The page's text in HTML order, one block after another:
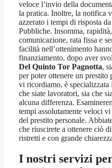
veloce l’invio della
la pratica. Inoltre, la notifica
azzerato i tempi di risposta
Pubbliche. Insomma,
comunicazione, rata fissa e
facilità nell’ottenimento
finanziamento, dopo aver
Del Quinto Tor Pagnotta,
per poter ottenere un prestito
vi ricordiamo, è
che siate lavoratori, sia che
alcuna differenza.
tempi assolutamente veloci
del prestito personale.
che riuscirete a ottenere ciò
ristretti e con grande
I nostri servizi